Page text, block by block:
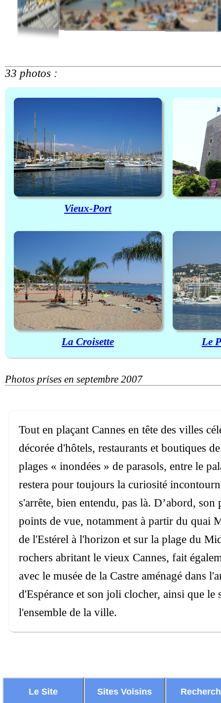
33 photos :
Vieux-Port
La Croisette Le
Photos prises en septembre 2007
Tout en plaçant Cannes en tête des villes
décorée d'hôtels, restaurants et boutiques
plages « inondées » de parasols, entre le
restera pour toujours la curiosité
s'arrête, bien entendu, pas là. D’abord,
points de vue, notamment à partir du quai
de l'Estérel à l'horizon et sur la plage du
rochers abritant le vieux Cannes, fait
avec le musée de la Castre aménagé dans
d'Espérance et son joli clocher, ainsi que
l'ensemble de la ville.
Le Site Sites Voisins